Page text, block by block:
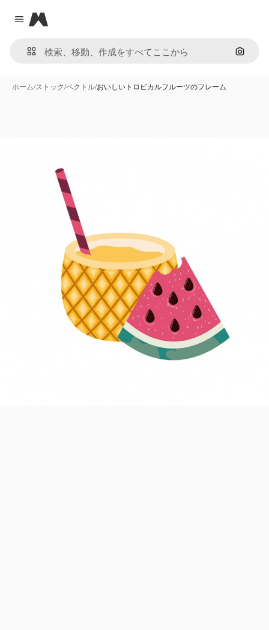
Close menu
Magnific
画像で
ホーム/ストック/ベクトル/おいしいトロピカルフルーツのフレーム